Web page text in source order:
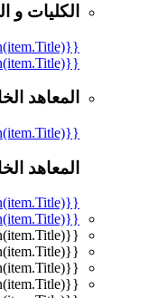
الكليات و
{{mmc.getCurrentTranslation(item.Title)}}
{{mmc.getCurrentTranslation(item.Title)}}
المعاهد
{{mmc.getCurrentTranslation(item.Title)}}
المعاهد
{{mmc.getCurrentTranslation(item.Title)}}
{{mmc.getCurrentTranslation(item.Title)}}
{{mmc.getCurrentTranslation(item.Title)}}
{{mmc.getCurrentTranslation(item.Title)}}
{{mmc.getCurrentTranslation(item.Title)}}
{{mmc.getCurrentTranslation(item.Title)}}